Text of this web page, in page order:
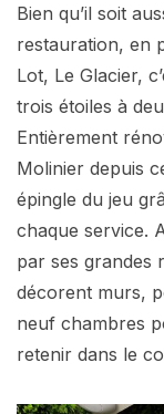
Bien qu’il soit
restauration, en
Lot, Le Glacier,
trois étoiles à
Entièrement
Molinier depuis
épingle du jeu
chaque service.
par ses grandes
décorent murs,
neuf chambres
retenir dans le